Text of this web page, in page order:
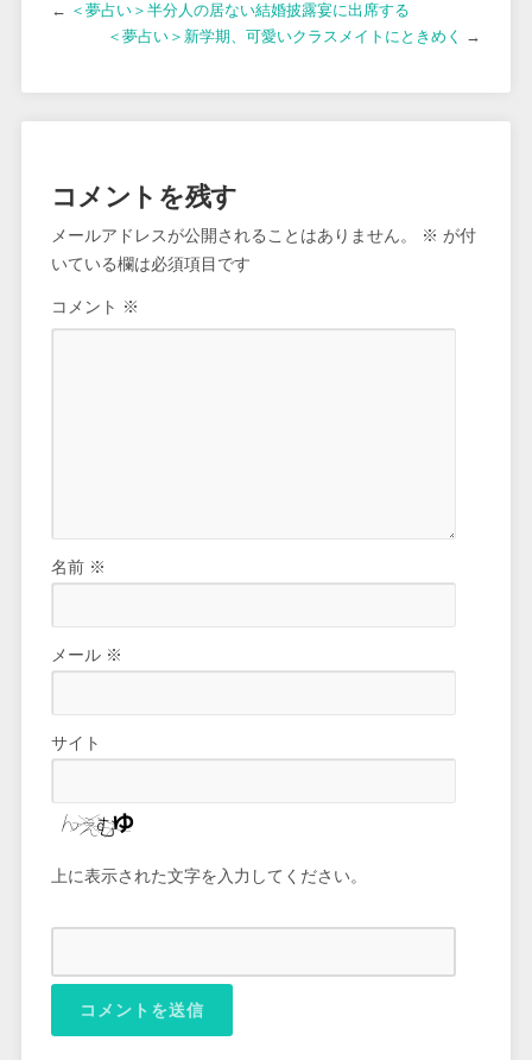
← ＜夢占い＞半分人の居ない結婚披露宴に出席する
＜夢占い＞新学期、可愛いクラスメイトにときめく →
コメントを残す
メールアドレスが公開されることはありません。 ※ が付
いている欄は必須項目です
コメント ※
名前 ※
メール ※
サイト
上に表示された文字を入力してください。